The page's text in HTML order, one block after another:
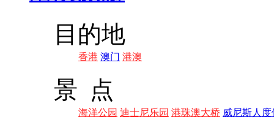
目的地
香港 澳门 港澳
景 点
海洋公园 迪士尼乐园 港珠澳大桥 威尼斯人度